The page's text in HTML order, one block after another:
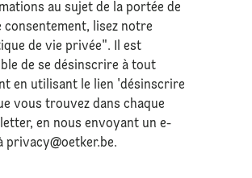
au sujet de la portée de
consentement, lisez notre
de vie privée". Il est
de se désinscrire à tout
en utilisant le lien 'désinscrire
vous trouvez dans chaque
en nous envoyant un e-
privacy@oetker.be.